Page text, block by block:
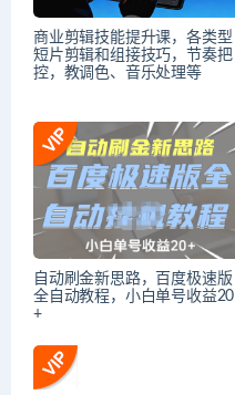
商业剪辑技能提升课，各类型
短片剪辑和组接技巧，节奏把
控，教调色、音乐处理等
自动刷金新思路，百度极速版
全自动教程，小白单号收益20
+